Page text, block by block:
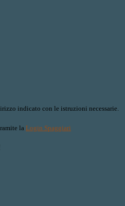
indicato con le istruzioni necessarie.
la Login Spaggiari